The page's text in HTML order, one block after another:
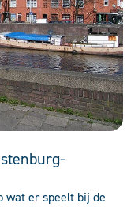
wat er speelt bij de